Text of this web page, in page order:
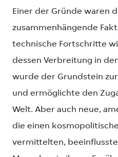
Einer der Gründe waren
zusammenhängende
technische Fortschritte
dessen Verbreitung in
wurde der Grundstein
und ermöglichte den
Welt. Aber auch neue,
die einen
vermittelten,